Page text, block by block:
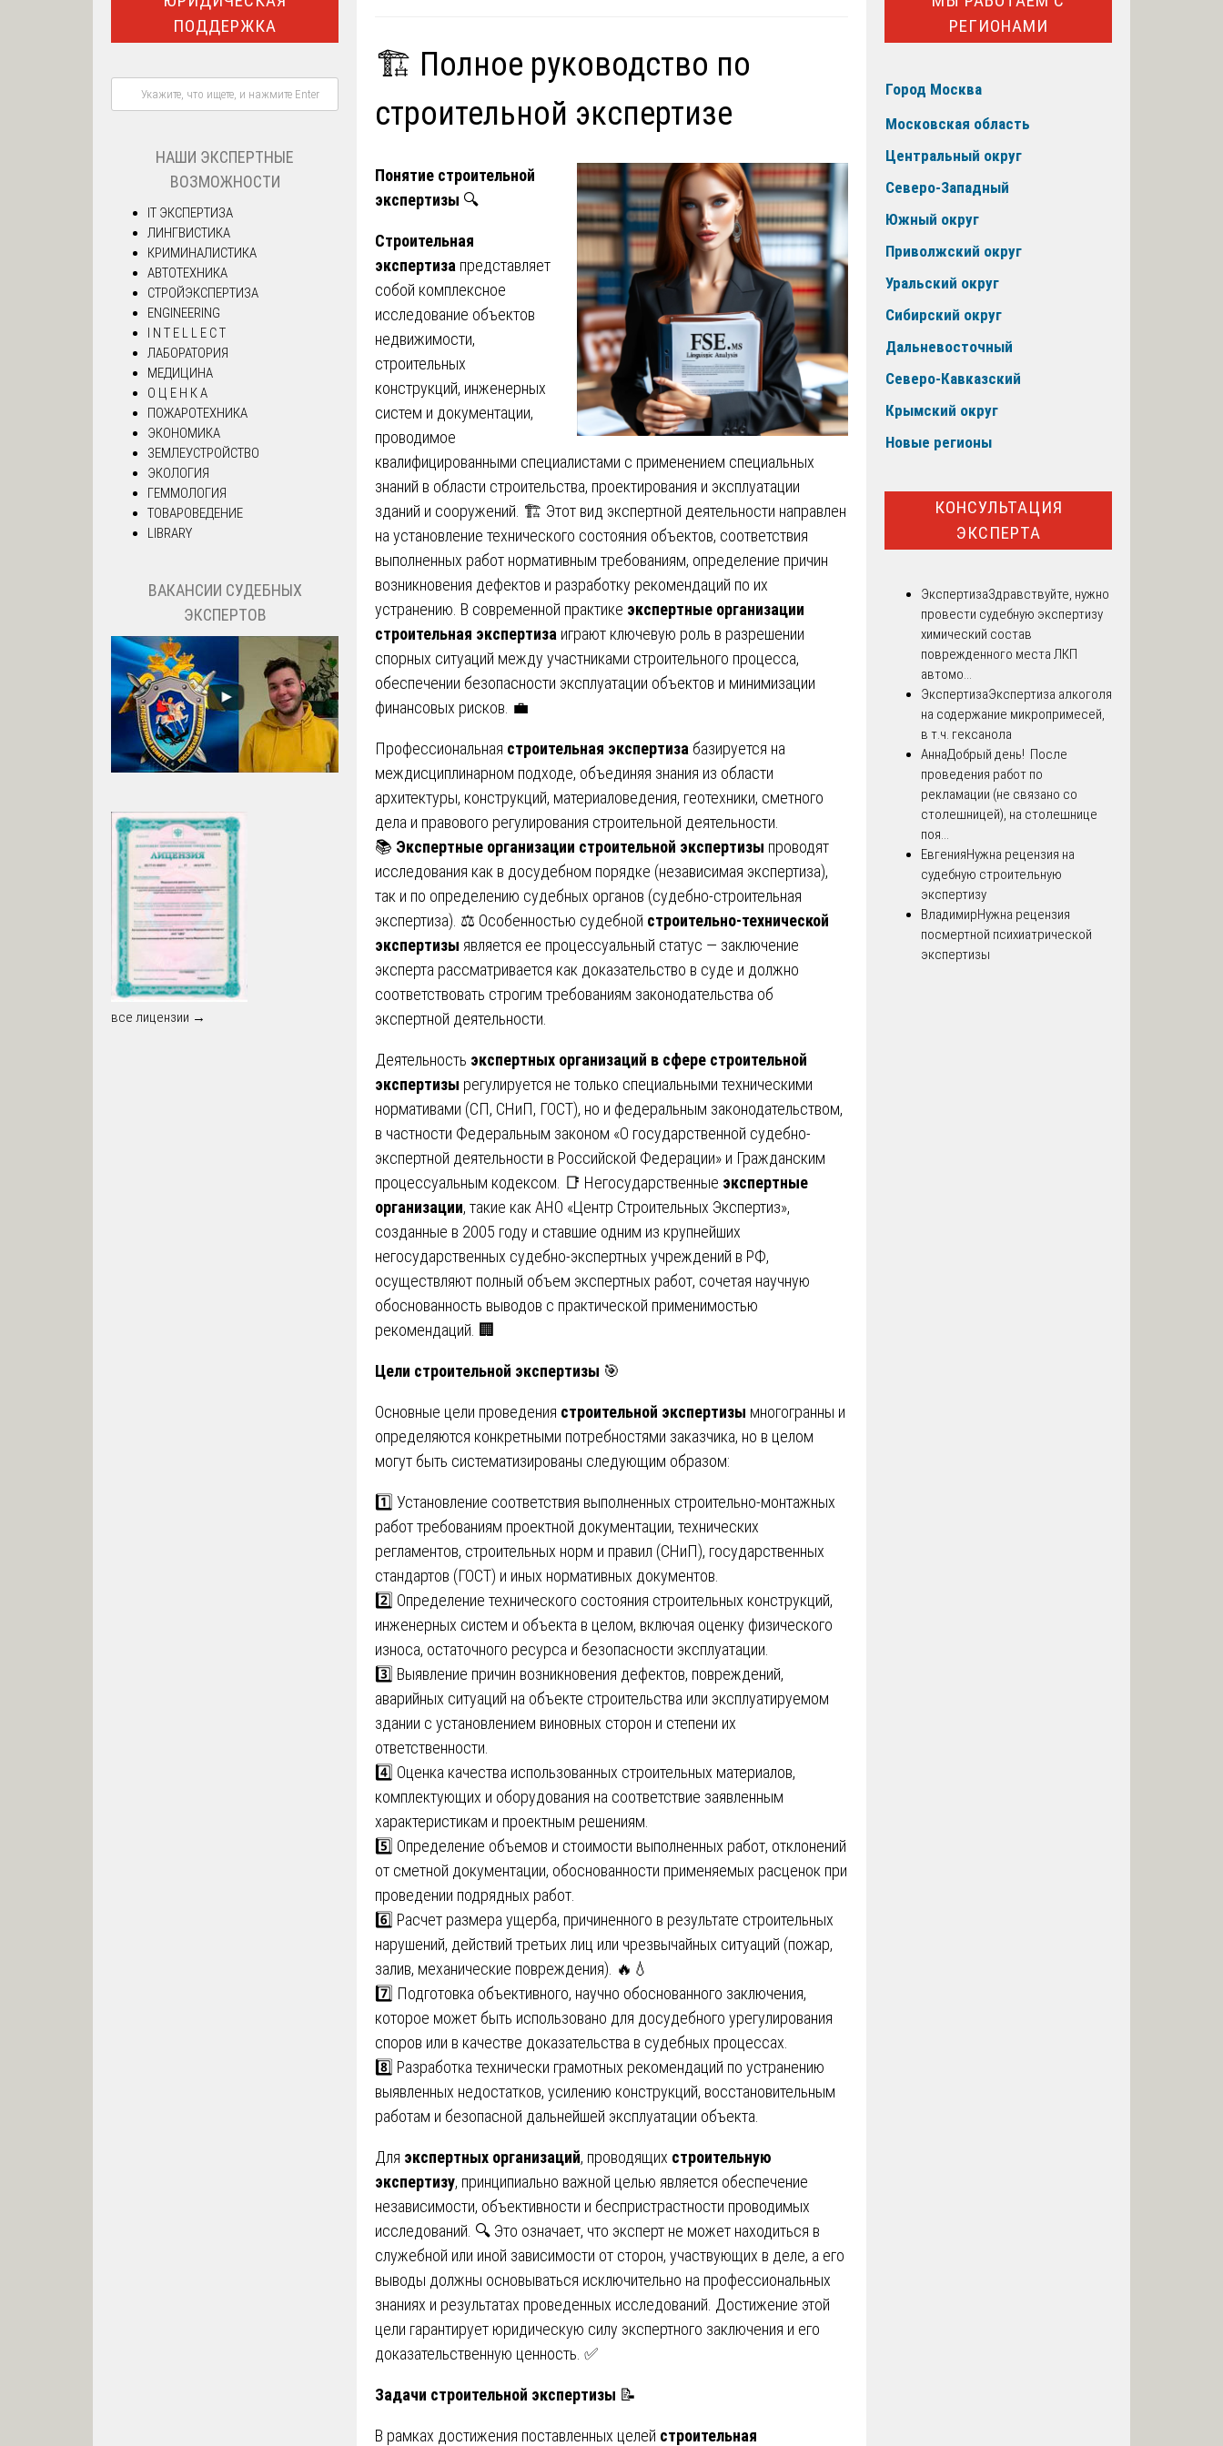
🏗️ Полное руководство по
строительной экспертизе
Понятие строительной
экспертизы 🔍
Строительная
экспертиза представляет
собой комплексное
исследование объектов
недвижимости,
строительных
конструкций, инженерных
систем и документации,
проводимое
квалифицированными специалистами с применением специальных
знаний в области строительства, проектирования и эксплуатации
зданий и сооружений. 🏗️ Этот вид экспертной деятельности направлен
на установление технического состояния объектов, соответствия
выполненных работ нормативным требованиям, определение причин
возникновения дефектов и разработку рекомендаций по их
устранению. В современной практике экспертные организации
строительная экспертиза играют ключевую роль в разрешении
спорных ситуаций между участниками строительного процесса,
обеспечении безопасности эксплуатации объектов и минимизации
финансовых рисков. 💼
Профессиональная строительная экспертиза базируется на
междисциплинарном подходе, объединяя знания из области
архитектуры, конструкций, материаловедения, геотехники, сметного
дела и правового регулирования строительной деятельности.
📚 Экспертные организации строительной экспертизы проводят
исследования как в досудебном порядке (независимая экспертиза),
так и по определению судебных органов (судебно-строительная
экспертиза). ⚖️ Особенностью судебной строительно-технической
экспертизы является ее процессуальный статус — заключение
эксперта рассматривается как доказательство в суде и должно
соответствовать строгим требованиям законодательства об
экспертной деятельности.
Деятельность экспертных организаций в сфере строительной
экспертизы регулируется не только специальными техническими
нормативами (СП, СНиП, ГОСТ), но и федеральным законодательством,
в частности Федеральным законом «О государственной судебно-
экспертной деятельности в Российской Федерации» и Гражданским
процессуальным кодексом. 📑 Негосударственные экспертные
организации, такие как АНО «Центр Строительных Экспертиз»,
созданные в 2005 году и ставшие одним из крупнейших
негосударственных судебно-экспертных учреждений в РФ,
осуществляют полный объем экспертных работ, сочетая научную
обоснованность выводов с практической применимостью
рекомендаций. 🏢
Цели строительной экспертизы 🎯
Основные цели проведения строительной экспертизы многогранны и
определяются конкретными потребностями заказчика, но в целом
могут быть систематизированы следующим образом:
1️⃣ Установление соответствия выполненных строительно-монтажных
работ требованиям проектной документации, технических
регламентов, строительных норм и правил (СНиП), государственных
стандартов (ГОСТ) и иных нормативных документов.
2️⃣ Определение технического состояния строительных конструкций,
инженерных систем и объекта в целом, включая оценку физического
износа, остаточного ресурса и безопасности эксплуатации.
3️⃣ Выявление причин возникновения дефектов, повреждений,
аварийных ситуаций на объекте строительства или эксплуатируемом
здании с установлением виновных сторон и степени их
ответственности.
4️⃣ Оценка качества использованных строительных материалов,
комплектующих и оборудования на соответствие заявленным
характеристикам и проектным решениям.
5️⃣ Определение объемов и стоимости выполненных работ, отклонений
от сметной документации, обоснованности применяемых расценок при
проведении подрядных работ.
6️⃣ Расчет размера ущерба, причиненного в результате строительных
нарушений, действий третьих лиц или чрезвычайных ситуаций (пожар,
залив, механические повреждения). 🔥💧
7️⃣ Подготовка объективного, научно обоснованного заключения,
которое может быть использовано для досудебного урегулирования
споров или в качестве доказательства в судебных процессах.
8️⃣ Разработка технически грамотных рекомендаций по устранению
выявленных недостатков, усилению конструкций, восстановительным
работам и безопасной дальнейшей эксплуатации объекта.
Для экспертных организаций, проводящих строительную
экспертизу, принципиально важной целью является обеспечение
независимости, объективности и беспристрастности проводимых
исследований. 🔍 Это означает, что эксперт не может находиться в
служебной или иной зависимости от сторон, участвующих в деле, а его
выводы должны основываться исключительно на профессиональных
знаниях и результатах проведенных исследований. Достижение этой
цели гарантирует юридическую силу экспертного заключения и его
доказательственную ценность. ✅
Задачи строительной экспертизы 📝
В рамках достижения поставленных целей строительная
ПОДДЕРЖКА
НАШИ ЭКСПЕРТНЫЕ
ВОЗМОЖНОСТИ
IT ЭКСПЕРТИЗА
ЛИНГВИСТИКА
КРИМИНАЛИСТИКА
АВТОТЕХНИКА
СТРОЙЭКСПЕРТИЗА
ENGINEERING
I N T E L L E C T
ЛАБОРАТОРИЯ
МЕДИЦИНА
О Ц Е Н К А
ПОЖАРОТЕХНИКА
ЭКОНОМИКА
ЗЕМЛЕУСТРОЙСТВО
ЭКОЛОГИЯ
ГЕММОЛОГИЯ
ТОВАРОВЕДЕНИЕ
LIBRARY
ВАКАНСИИ СУДЕБНЫХ
ЭКСПЕРТОВ
все лицензии →
РЕГИОНАМИ
Город Москва
Московская область
Центральный округ
Северо-Западный
Южный округ
Приволжский округ
Уральский округ
Сибирский округ
Дальневосточный
Северо-Кавказский
Крымский округ
Новые регионы
КОНСУЛЬТАЦИЯ
ЭКСПЕРТА
ЭкспертизаЗдравствуйте, нужно
провести судебную экспертизу
химический состав
поврежденного места ЛКП
автомо...
ЭкспертизаЭкспертиза алкоголя
на содержание микропримесей,
в т.ч. гексанола
АннаДобрый день! После
проведения работ по
рекламации (не связано со
столешницей), на столешнице
поя...
ЕвгенияНужна рецензия на
судебную строительную
экспертизу
ВладимирНужна рецензия
посмертной психиатрической
экспертизы